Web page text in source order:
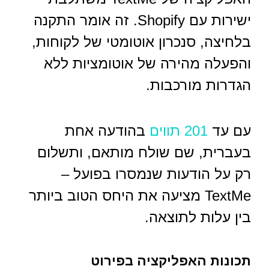
ישירות עם Shopify. זה אומר התקנה
בלחיצה, סנכרון אוטומטי של לקוחות,
והפעלה מהירה של אוטומציות ללא
הגדרות מורכבות.
עם עד 201 תווים
בהודעה אחת
בעברית, שם שולח מותאם, ותשלום
רק על הודעות שנמסרו בפועל –
TextMe מציעה את היחס הטוב ביותר
בין עלות לתוצאה.
תכונות האפליקציה בפירוט